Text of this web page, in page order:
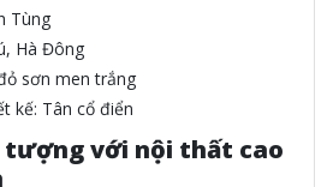
Tùng
Hà Đông
sơn men trắng
kế: Tân cổ điển
tượng với nội thất cao